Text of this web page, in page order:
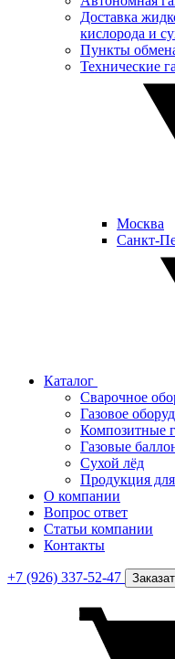
Доставка
кислорода и
Пункты
Технические
Москва
Санкт-
Каталог
Сварочное
Газовое
Композитные
Газовые
Сухой лёд
Продукция
О компании
Вопрос ответ
Статьи компании
Контакты
+7 (926) 337-52-47